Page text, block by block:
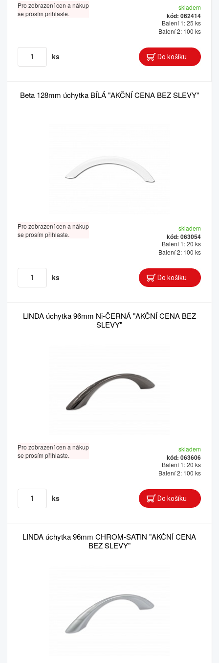
Pro zobrazení cen a nákup
se prosím přihlaste.
skladem
kód: 062414
Balení 1: 25 ks
Balení 2: 100 ks
ks
Beta 128mm úchytka BÍLÁ "AKČNÍ CENA BEZ SLEVY"
Pro zobrazení cen a nákup
se prosím přihlaste.
skladem
kód: 063054
Balení 1: 20 ks
Balení 2: 100 ks
ks
LINDA úchytka 96mm Ni-ČERNÁ "AKČNÍ CENA BEZ
SLEVY"
Pro zobrazení cen a nákup
se prosím přihlaste.
skladem
kód: 063606
Balení 1: 20 ks
Balení 2: 100 ks
ks
LINDA úchytka 96mm CHROM-SATIN "AKČNÍ CENA
BEZ SLEVY"